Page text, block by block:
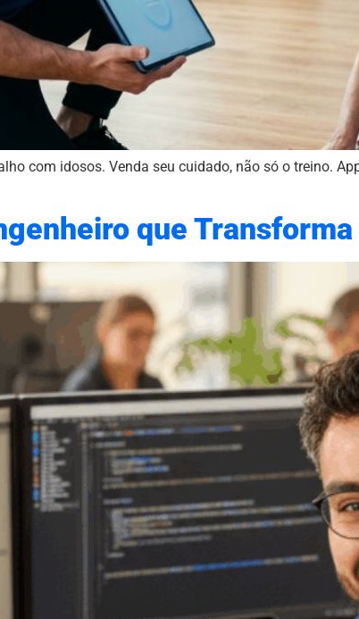
com idosos. Venda seu cuidado, não só o treino.
que